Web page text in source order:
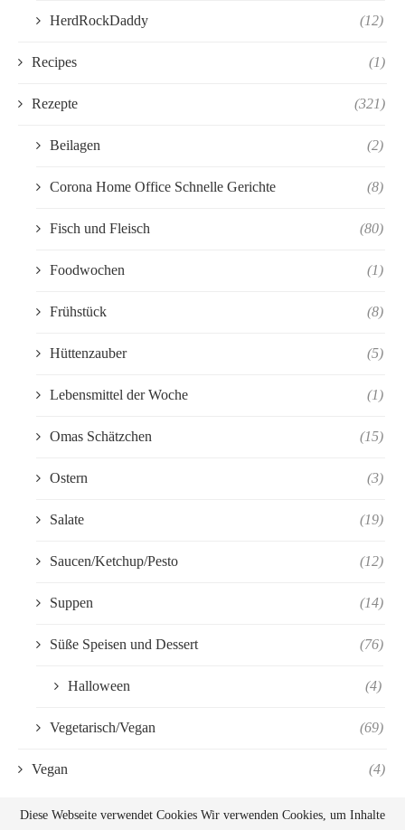
HerdRockDaddy (12)
Recipes (1)
Rezepte (321)
Beilagen (2)
Corona Home Office Schnelle Gerichte (8)
Fisch und Fleisch (80)
Foodwochen (1)
Frühstück (8)
Hüttenzauber (5)
Lebensmittel der Woche (1)
Omas Schätzchen (15)
Ostern (3)
Salate (19)
Saucen/Ketchup/Pesto (12)
Suppen (14)
Süße Speisen und Dessert (76)
Halloween (4)
Vegetarisch/Vegan (69)
Vegan (4)
Diese Webseite verwendet Cookies Wir verwenden Cookies, um Inhalte